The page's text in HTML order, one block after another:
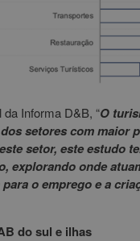
Informa D&B, “O
setores com maior
setor, este estudo
explorando onde
o emprego e a
do sul e ilhas